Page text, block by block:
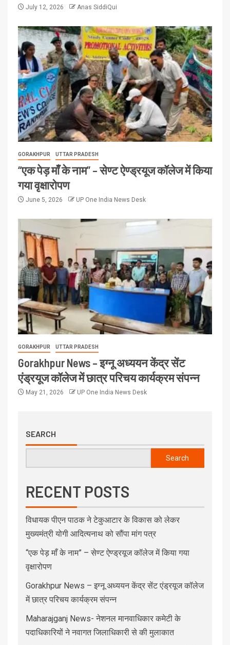
July 12, 2026 Anas SiddiQui
GORAKHPUR UTTAR PRADESH
“एक पेड़ माँ के नाम” – सेण्ट ऐण्ड्रयूज कॉलेज में किया
गया वृक्षारोपण
June 5, 2026 UP One India News Desk
GORAKHPUR UTTAR PRADESH
Gorakhpur News – इग्नू अध्ययन केंद्र सेंट
एंड्रयूज कॉलेज में छात्र परिचय कार्यक्रम संपन्न
May 21, 2026 UP One India News Desk
SEARCH
Search
RECENT POSTS
विधायक पीएन पाठक ने टेकुआटार के विकास को लेकर
मुख्यमंत्री योगी आदित्यनाथ को सौंपा मांग पत्र
“एक पेड़ माँ के नाम” – सेण्ट ऐण्ड्रयूज कॉलेज में किया गया
वृक्षारोपण
Gorakhpur News – इग्नू अध्ययन केंद्र सेंट एंड्रयूज कॉलेज
में छात्र परिचय कार्यक्रम संपन्न
Maharajganj News- नेशनल मानवाधिकार कमेटी के
पदाधिकारियों ने नवागत जिलाधिकारी से की मुलाकात